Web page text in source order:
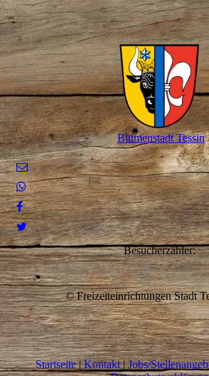
Blumenstadt Tessin
Besucherzähler:
© Freizeiteinrichtungen Stadt
Startseite|Kontakt|Jobs/